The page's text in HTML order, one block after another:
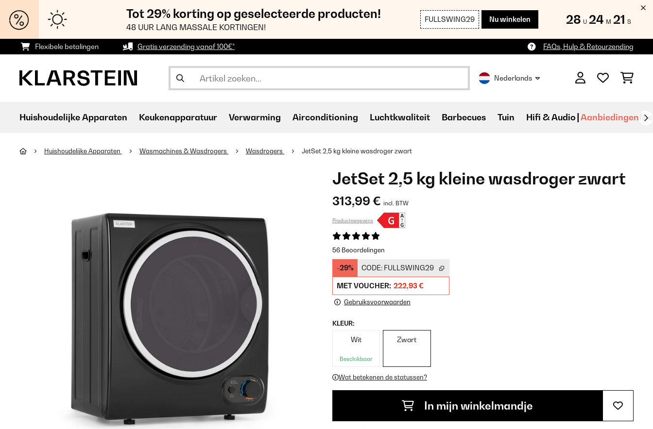
Tot 29% korting op geselecteerde producten!
48 UUR LANG MASSALE KORTINGEN!
FULLSWING29 Nu winkelen 28 U 24 M 20 S
Flexibele betalingen Gratis verzending vanaf 100€* FAQs, Hulp & Retourzending
Nederlands
Huishoudelijke Apparaten Keukenapparatuur Verwarming Airconditioning Luchtkwaliteit Barbecues Tuin Hifi & Audio Aanbiedingen
Huishoudelijke Apparaten Wasmachines & Wasdrogers Wasdrogers JetSet 2,5 kg kleine wasdroger zwart
JetSet 2,5 kg kleine wasdroger zwart
313,99 € incl. BTW
Productgegevens
56 Beoordelingen
-29% CODE: FULLSWING29
MET VOUCHER: 222,93 €
Gebruiksvoorwaarden
KLEUR:
Wit
Beschikbaar
Zwart
Wat betekenen de statussen?
In mijn winkelmandje